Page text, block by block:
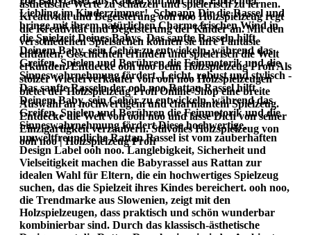
ästhetische Werte zu schätzen und spielerisch zu lernen.
Kreativität und Begeisterung ooh noo Holzspielzeug regt
die Kreativität und Begeisterung der Kinder an. Mit den
verschiedenen Spielsachen können sie ihre Fantasie
entfalten, Geschichten erfinden und spielerisch die Welt
erkunden. Entdecke ooh noo beim Holzspielzeug Profi Als
stolzer Wiederverkäufer von ooh noo Holzspielzeugen
bietet der Holzspielzeug Profi Online-Shop eine breite
Auswahl an hochwertigem und charmantem Spielzeug.
Entdecke die Welt von ooh noo und lasse Dich von seiner
Einzigartigkeit verzaubern. Stilvolles Holzspielzeug von
ooh noo | Holzspielzeug Profi
Liebling im Kinderzimmer! Schnapp Dir die Rassel und
bringe mit ihrem natürlichen Charme frischen Wind in
die Spielzeit Deines Babys. Das sanfte Rasseln hilft
Deinem Baby, sein Gehör zu entwickeln, während das
Greifen, Spielen und Berühren die Feinmotorik und die
Sinneswahrnehmung fördert. Leicht, robust und stylisch -
Das sanfte Rasseln der ooh noo Rattan Rassel hilft
Deinem Baby, sein Gehör zu entwickeln, während das
Greifen, Spielen und Berühren die Feinmotorik und die
Sinneswahrnehmung fördert.Diese hochwertige,
umweltfreundliche Rattan Rassel ist vom zauberhaften
Design Label ooh noo. Langlebigkeit, Sicherheit und
Vielseitigkeit machen die Babyrassel aus Rattan zur
idealen Wahl für Eltern, die ein hochwertiges Spielzeug
suchen, das die Spielzeit ihres Kindes bereichert. ooh noo,
die Trendmarke aus Slowenien, zeigt mit den
Holzspielzeugen, dass praktisch und schön wunderbar
kombinierbar sind. Durch das klassisch-ästhetische